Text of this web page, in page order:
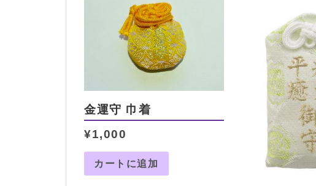
金運守 巾着
¥1,000
カートに追加